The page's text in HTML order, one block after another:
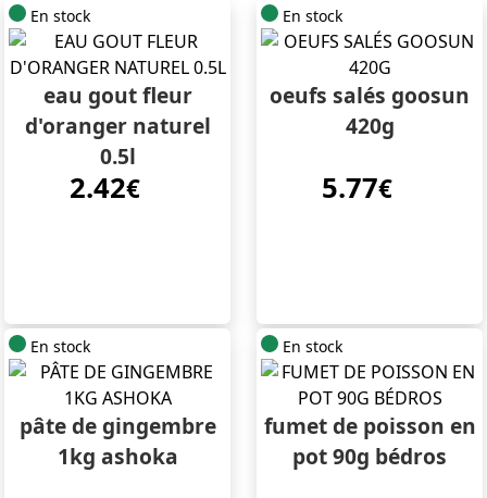
En stock
eau gout fleur
d'oranger naturel
0.5l
2.42€
En stock
oeufs salés goosun
420g
5.77€
En stock
pâte de gingembre
1kg ashoka
En stock
fumet de poisson en
pot 90g bédros